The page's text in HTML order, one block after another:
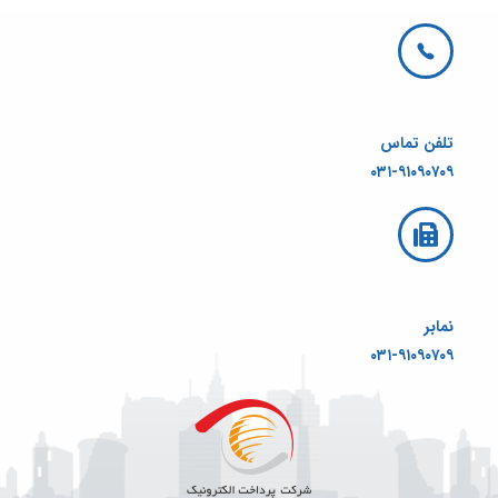
تلفن تماس
۰۳۱-۹۱۰۹۰۷۰۹
نمابر
۰۳۱-۹۱۰۹۰۷۰۹